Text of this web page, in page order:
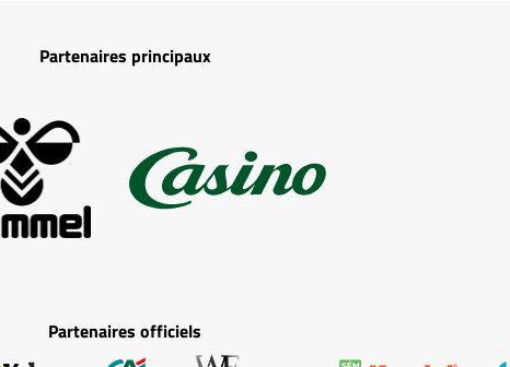
Partenaires principaux
Partenaires officiels